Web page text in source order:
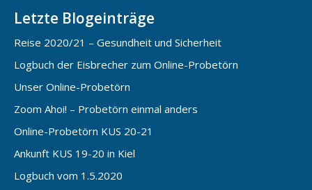
Letzte Blogeinträge
Reise 2020/21 – Gesundheit und Sicherheit
Logbuch der Eisbrecher zum Online-Probetörn
Unser Online-Probetörn
Zoom Ahoi! – Probetörn einmal anders
Online-Probetörn KUS 20-21
Ankunft KUS 19-20 in Kiel
Logbuch vom 1.5.2020